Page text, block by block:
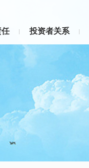
任 投资者关系